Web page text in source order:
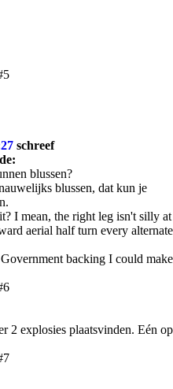
schreef
blussen?
blussen, dat kun je
I mean, the right leg isn't silly at
aerial half turn every alternate
backing I could make
2 explosies plaatsvinden. Eén op